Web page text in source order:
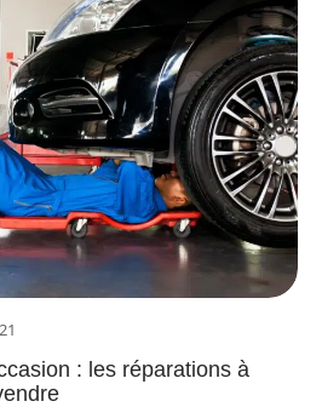
: les réparations à